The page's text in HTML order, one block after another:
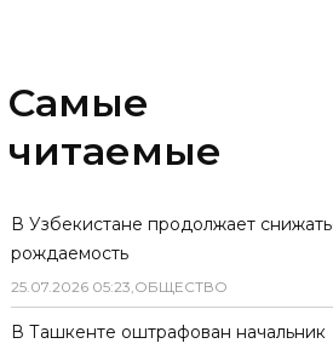
Самые
читаемые
В Узбекистане продолжает
рождаемость
25.07.2026 05:23,ОБЩЕСТВО
В Ташкенте оштрафован начальник